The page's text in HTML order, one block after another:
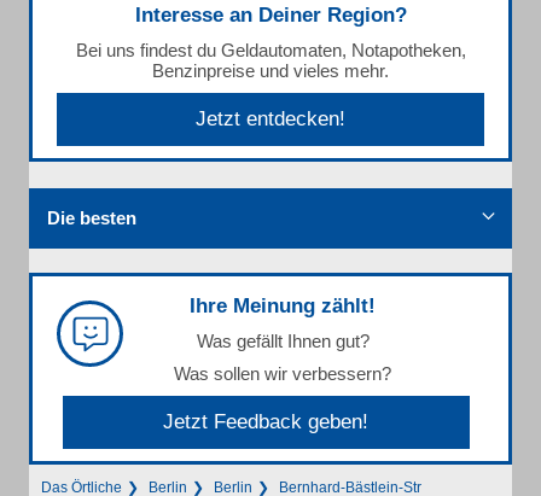
Interesse an Deiner Region?
Bei uns findest du Geldautomaten, Notapotheken,
Benzinpreise und vieles mehr.
Jetzt entdecken!
Die besten
Ihre Meinung zählt!
Was gefällt Ihnen gut?
Was sollen wir verbessern?
Jetzt Feedback geben!
Das Örtliche Berlin Berlin Bernhard-Bästlein-Str